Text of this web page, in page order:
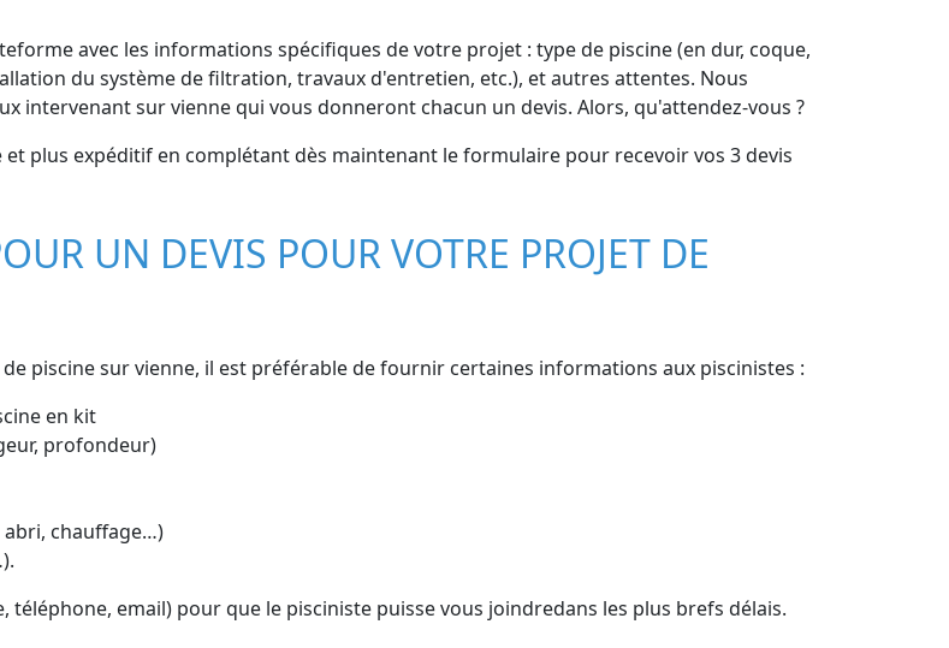
avec les informations spécifiques de votre projet : type de piscine (en dur, coque,
du système de filtration, travaux d'entretien, etc.), et autres attentes. Nous
intervenant sur vienne qui vous donneront chacun un devis. Alors, qu'attendez-vous ?
plus expéditif en complétant dès maintenant le formulaire pour recevoir vos 3 devis
UN DEVIS POUR VOTRE PROJET DE
piscine sur vienne, il est préférable de fournir certaines informations aux piscinistes :
en kit
profondeur)
abri, chauffage…)
email) pour que le pisciniste puisse vous joindredans les plus brefs délais.